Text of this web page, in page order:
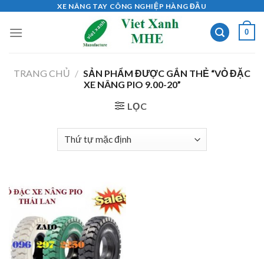
content
XE NÂNG TAY CÔNG NGHIỆP HÀNG ĐẦU
0
TRANG CHỦ / SẢN PHẨM ĐƯỢC GẮN THẺ “VỎ ĐẶC
XE NÂNG PIO 9.00-20”
LỌC